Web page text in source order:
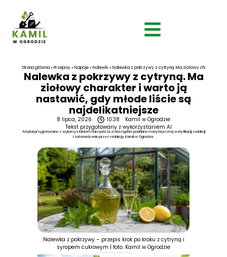
Strona główna»Przepisy»Napoje»Nalewki»Nalewka z pokrzywy z cytryną. Ma ziołowy charakter i
Nalewka z pokrzywy z cytryną. Ma
ziołowy charakter i warto ją
nastawić, gdy młode liście są
najdelikatniejsze
8 lipca, 2026 10:38
Kamil w Ogrodzie
Tekst przygotowany z wykorzystaniem AI
Artykuł przygotowano z wykorzystaniem narzędzi AI, a następnie poddano merytorycznej weryfikacji, redakcji
i zatwierdzeniu przez redakcję Kamil w Ogrodzie.
Nalewka z pokrzywy – przepis krok po kroku z cytryną i
syropem cukrowym | foto. Kamil w Ogrodzie